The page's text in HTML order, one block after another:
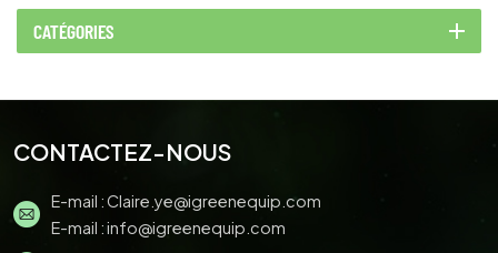
CATÉGORIES
CONTACTEZ-NOUS
E-mail :Claire.ye@igreenequip.com
E-mail :info@igreenequip.com